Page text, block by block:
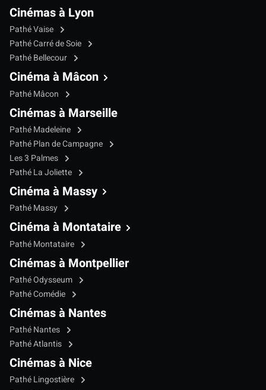
Cinémas à Lyon
Pathé Vaise
Pathé Carré de Soie
Pathé Bellecour
Cinéma à Mâcon
Pathé Mâcon
Cinémas à Marseille
Pathé Madeleine
Pathé Plan de Campagne
Les 3 Palmes
Pathé La Joliette
Cinéma à Massy
Pathé Massy
Cinéma à Montataire
Pathé Montataire
Cinémas à Montpellier
Pathé Odysseum
Pathé Comédie
Cinémas à Nantes
Pathé Nantes
Pathé Atlantis
Cinémas à Nice
Pathé Lingostière